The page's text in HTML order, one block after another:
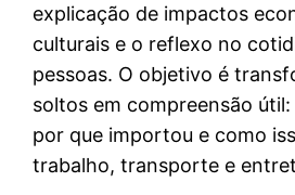
explicação de impactos
culturais e o reflexo no
pessoas. O objetivo é
soltos em compreensão
por que importou e como
trabalho, transporte e